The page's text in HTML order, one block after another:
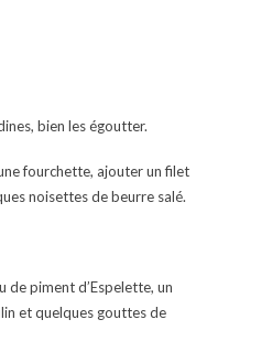
bien les égoutter.
fourchette, ajouter un filet
noisettes de beurre salé.
de piment d’Espelette, un
et quelques gouttes de